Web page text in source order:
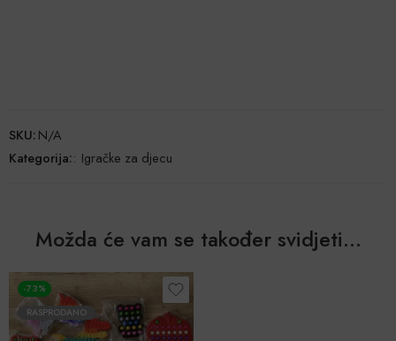
SKU:N/A
Kategorija:: Igračke za djecu
Možda će vam se također svidjeti…
-73%
RASPRODANO